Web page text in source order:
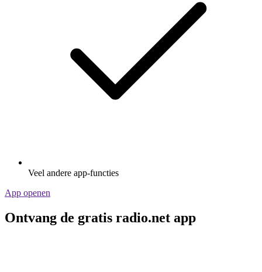
Veel andere app-functies
App openen
Ontvang de gratis radio.net app